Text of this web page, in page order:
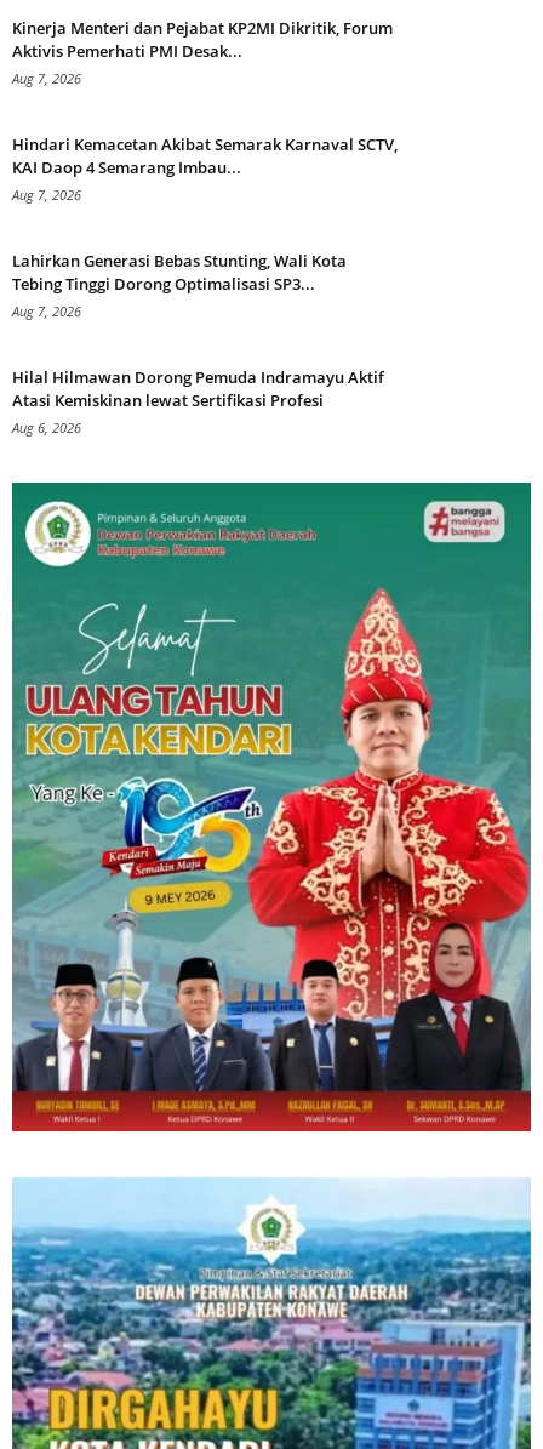
Kinerja Menteri dan Pejabat KP2MI Dikritik, Forum
Aktivis Pemerhati PMI Desak...
Aug 7, 2026
Hindari Kemacetan Akibat Semarak Karnaval SCTV,
KAI Daop 4 Semarang Imbau...
Aug 7, 2026
Lahirkan Generasi Bebas Stunting, Wali Kota
Tebing Tinggi Dorong Optimalisasi SP3...
Aug 7, 2026
Hilal Hilmawan Dorong Pemuda Indramayu Aktif
Atasi Kemiskinan lewat Sertifikasi Profesi
Aug 6, 2026